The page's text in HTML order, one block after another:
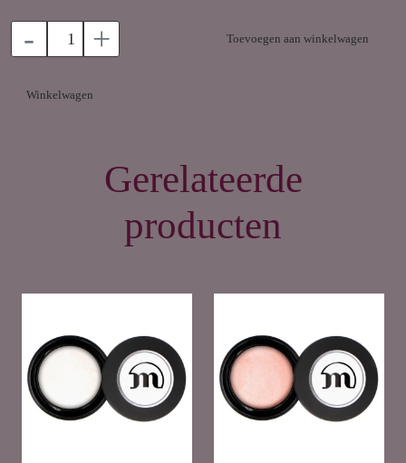
resultaat. Te gebruiken voor een prachtige smokey-eye, glitter
eyeliner of oogschaduw! Deze oogschaduw is zowel droog als
- + Toevoegen aan winkelwagen
Winkelwagen
Gerelateerde
producten